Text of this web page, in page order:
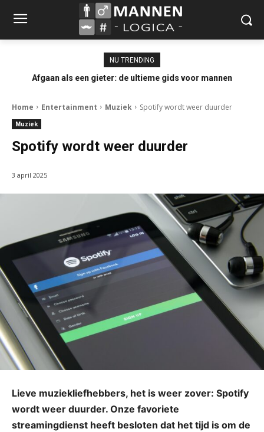
NU TRENDING
Afgaan als een gieter: de ultieme gids voor mannen
Home Entertainment Muziek Spotify wordt weer duurder
Muziek
Spotify wordt weer duurder
3 april 2025
Lieve muziekliefhebbers, het is weer zover: Spotify
wordt weer duurder. Onze favoriete
streamingdienst heeft besloten dat het tijd is om de